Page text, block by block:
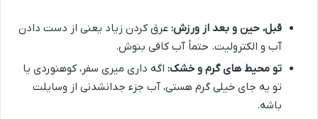
قبل، حین و بعد از ورزش: عرق کردن زیاد یعنی از دست دادن
آب و الکترولیت. حتماً آب کافی بنوش.
تو محیط های گرم و خشک: اگه داری میری سفر، کوهنوردی یا
تو یه جای خیلی گرم هستی، آب جزء جدانشدنی از وسایلت
باشه.